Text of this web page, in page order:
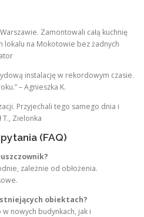
Zamontowali całą kuchnię
lokalu na Mokotowie bez żadnych
instalację w rekordowym czasie.
– Agnieszka K.
Przyjechali tego samego dnia i
T., Zielonka
(FAQ)
zależnie od obłożenia.
obiektach?
nowych budynkach, jak i